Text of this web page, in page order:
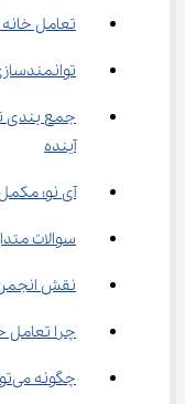
تعامل خانه
توانمندسازی
جمع‌
آینده
آی ‌نو؛ مکمل تعامل خانه و مدرسه در مسیر تربیت نسل آینده
سوالات
نقش انجمن
چرا تعامل
چگونه می‌توان والدین را در فرآیند تربیت توانمند کرد؟